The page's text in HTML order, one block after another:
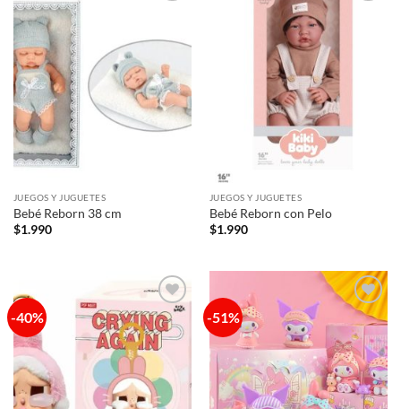
lista de
JUEGOS Y JUGUETES
Bebé Reborn 38 cm
$1.990
JUEGOS Y JUGUETES
Bebé Reborn con Pelo
$1.990
-40%
Añadir
a la
lista de
deseos
-51%
Añadir
a la
lista de
deseos